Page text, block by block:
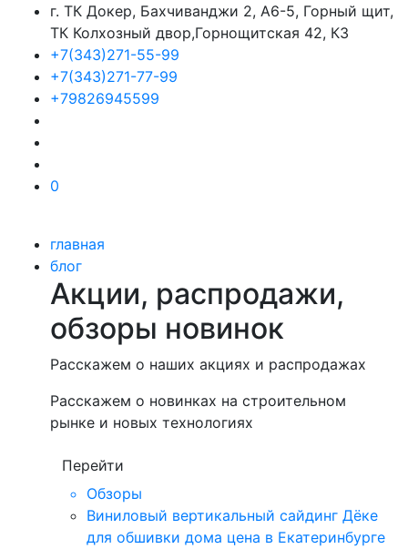
г. ТК Докер, Бахчиванджи 2, А6-5, Горный щит,
ТК Колхозный двор,Горнощитская 42, К3
+7(343)271-55-99
+7(343)271-77-99
+79826945599
0
главная
блог
Акции, распродажи,
обзоры новинок
Расскажем о наших акциях и распродажах
Расскажем о новинках на строительном
рынке и новых технологиях
Перейти
Обзоры
Виниловый вертикальный сайдинг Дёке
для обшивки дома цена в Екатеринбурге